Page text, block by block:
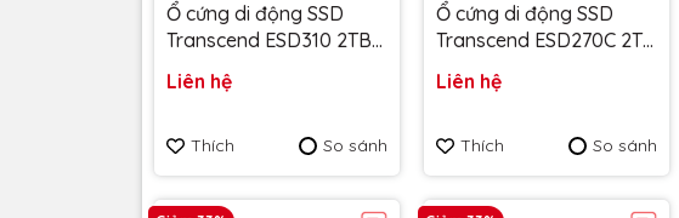
Ổ cứng di động SSD
Transcend ESD310 2TB
TS2TESD310C - Bảo
Liên hệ
Thích So sánh
Ổ cứng di động SSD
Transcend ESD270C 2TB
- Bảo hành 3 năm
Liên hệ
Thích So sánh